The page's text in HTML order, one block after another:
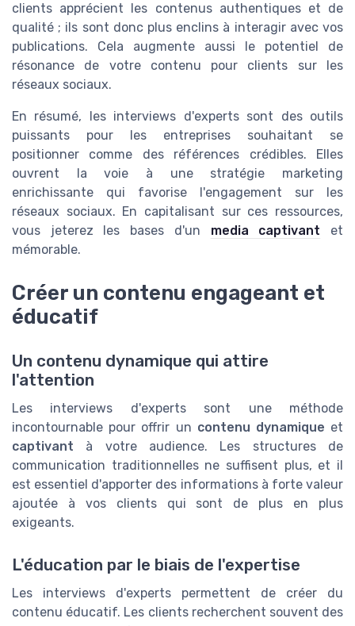
clients apprécient les contenus authentiques et de
qualité ; ils sont donc plus enclins à interagir avec vos
publications. Cela augmente aussi le potentiel de
résonance de votre contenu pour clients sur les
réseaux sociaux.
En résumé, les interviews d'experts sont des outils
puissants pour les entreprises souhaitant se
positionner comme des références crédibles. Elles
ouvrent la voie à une stratégie marketing
enrichissante qui favorise l'engagement sur les
réseaux sociaux. En capitalisant sur ces ressources,
vous jeterez les bases d'un media captivant et
mémorable.
Créer un contenu engageant et
éducatif
Un contenu dynamique qui attire
l'attention
Les interviews d'experts sont une méthode
incontournable pour offrir un contenu dynamique et
captivant à votre audience. Les structures de
communication traditionnelles ne suffisent plus, et il
est essentiel d'apporter des informations à forte valeur
ajoutée à vos clients qui sont de plus en plus
exigeants.
L'éducation par le biais de l'expertise
Les interviews d'experts permettent de créer du
contenu éducatif. Les clients recherchent souvent des